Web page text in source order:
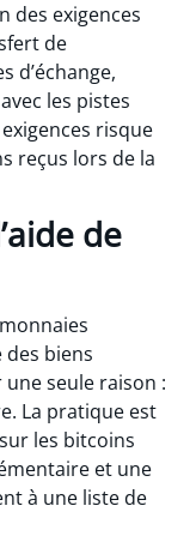
des exigences
de
d’échange,
les pistes
risque
reçus lors de la
de
des biens
seule raison :
La pratique est
les bitcoins
et une
à une liste de